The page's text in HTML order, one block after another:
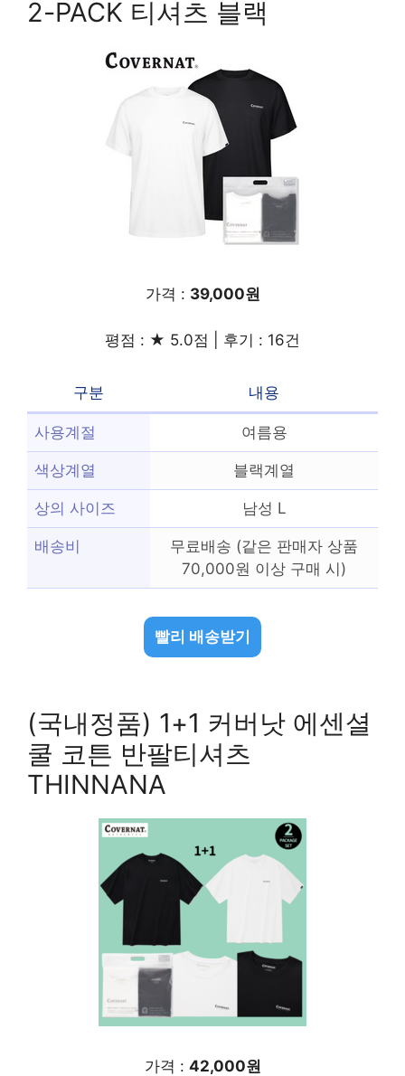
2-PACK 티셔츠 블랙
가격 : 39,000원
평점 : ★ 5.0점 | 후기 : 16건
구분 내용
사용계절 여름용
색상계열 블랙계열
상의 사이즈 남성 L
배송비
무료배송 (같은 판매자 상품
70,000원 이상 구매 시)
빨리 배송받기
(국내정품) 1+1 커버낫 에센셜
쿨 코튼 반팔티셔츠
THINNANA
가격 : 42,000원